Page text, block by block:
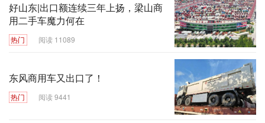
好山东|出口额连续三年上扬，梁山商
用二手车魔力何在
热门 阅读 11089
东风商用车又出口了！
热门 阅读 9441